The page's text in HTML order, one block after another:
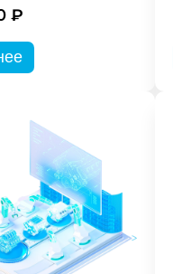
₽